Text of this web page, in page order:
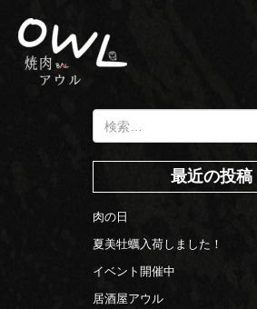
索:
最近の投稿
肉の日
夏美牡蠣入荷しました！
イベント開催中
居酒屋アウル